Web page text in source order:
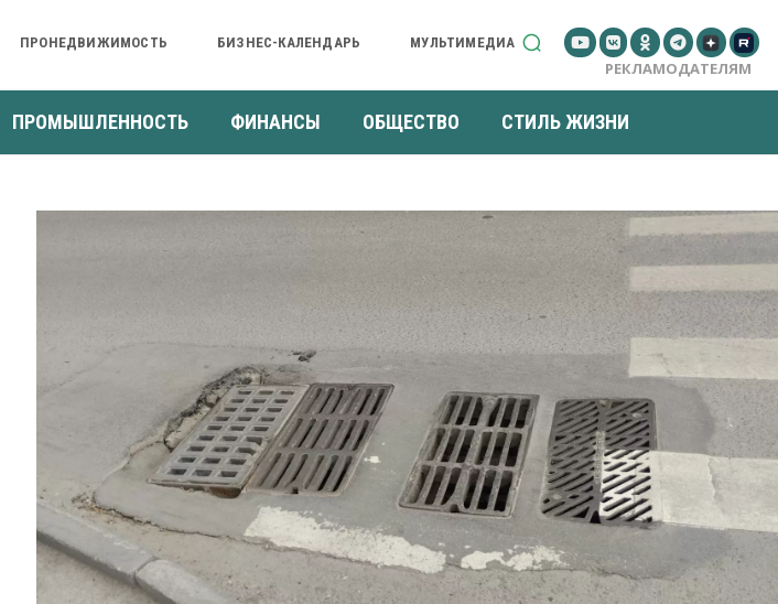
ПРОНЕДВИЖИМОСТЬ БИЗНЕС-КАЛЕНДАРЬ МУЛЬТИМЕДИА
РЕКЛАМОДАТЕЛЯМ
ПРОМЫШЛЕННОСТЬ ФИНАНСЫ ОБЩЕСТВО СТИЛЬ ЖИЗНИ